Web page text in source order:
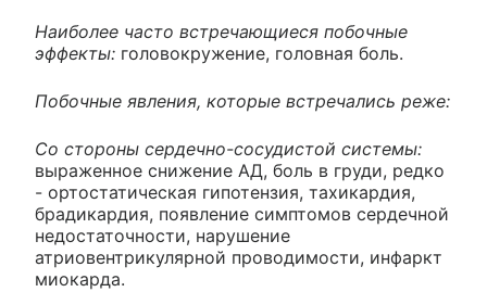
Наиболее часто встречающиеся побочные
эффекты: головокружение, головная боль.
Побочные явления, которые встречались реже:
Со стороны сердечно-сосудистой системы:
выраженное снижение АД, боль в груди, редко
- ортостатическая гипотензия, тахикардия,
брадикардия, появление симптомов сердечной
недостаточности, нарушение
атриовентрикулярной проводимости, инфаркт
миокарда.